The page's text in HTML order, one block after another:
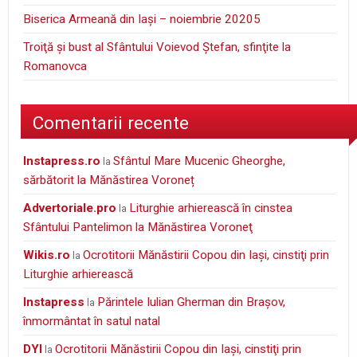
Biserica Armeană din Iași – noiembrie 20205
Troiţă şi bust al Sfântului Voievod Ştefan, sfinţite la
Romanovca
Comentarii recente
instapress.ro laSfântul Mare Mucenic Gheorghe,
sărbătorit la Mănăstirea Voroneț
Advertoriale.pro la Liturghie arhierească în cinstea
Sfântului Pantelimon la Mănăstirea Voroneţ
wikis.ro laOcrotitorii Mănăstirii Copou din Iaşi, cinstiţi prin
Liturghie arhierească
Instapress la Părintele Iulian Gherman din Braşov,
înmormântat în satul natal
DYI laOcrotitorii Mănăstirii Copou din Iaşi, cinstiţi prin